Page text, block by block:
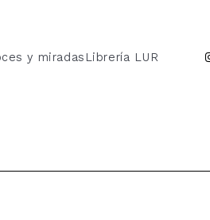
y miradasLibrería LUR